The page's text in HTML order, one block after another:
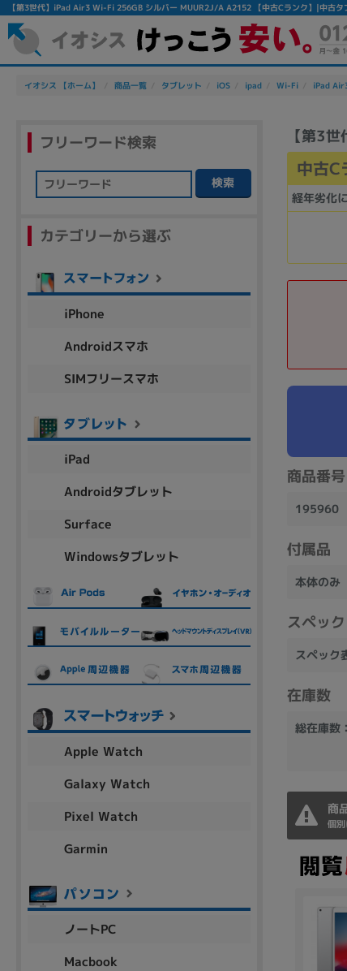
【第3世代】iPad Air3 Wi-Fi 256GB シルバー MUUR2J/A A2152 【中古Cランク】|中古タ
イオシス 【ホーム】 商品一覧 タブレット iOS ipad Wi-Fi iPad
【第3
中古C
経年劣化
商品番号
195960
付属品
本体のみ
スペック
スペック
在庫数
総在庫数
商
個
フリーワード検索
検索
カテゴリーから選ぶ
iPhone
Androidスマホ
SIMフリースマホ
iPad
Androidタブレット
Surface
Windowsタブレット
Apple Watch
Galaxy Watch
Pixel Watch
Garmin
ノートPC
Macbook
除外ワード
人気の検索ワード：Let's note EliteBook
商品シリーズ名・ブランド名の絞り込み。
aspire Inspiron
商品の搭載機能による絞り込み
Webカメラ内蔵
ランク
商品状態の絞り込み
新品/未使用 中古 新品
MacOS
容量
~